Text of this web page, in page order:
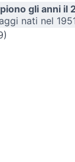
gli anni il
nati nel